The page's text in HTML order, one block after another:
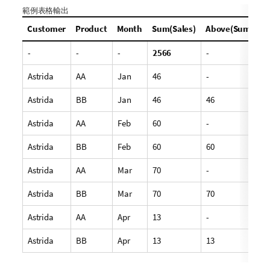
範例表格輸出
Customer Product Month Sum(Sales)
- - - 2566 -
Astrida AA Jan 46 -
Astrida BB Jan 46 46
Astrida AA Feb 60 -
Astrida BB Feb 60 60
Astrida AA Mar 70 -
Astrida BB Mar 70 70
Astrida AA Apr 13 -
Astrida BB Apr 13 13